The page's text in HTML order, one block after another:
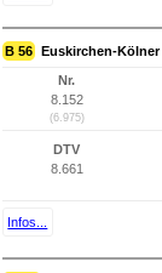
B 56 Euskirchen-Kölner
Nr.
8.152
(6.975)
DTV
8.661
Infos...